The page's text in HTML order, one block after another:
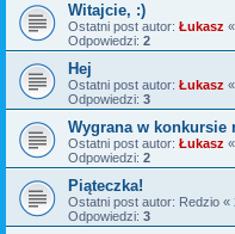
Witajcie, :)
Ostatni post autor: Łukasz «
Odpowiedzi: 2
Hej
Ostatni post autor: Łukasz «
Odpowiedzi: 3
Wygrana w konkursie
Ostatni post autor: Łukasz «
Odpowiedzi: 2
Piąteczka!
Ostatni post autor: Redzio «
Odpowiedzi: 3